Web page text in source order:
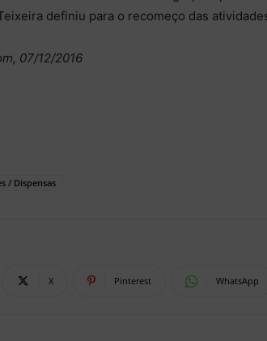
definiu para o recomeço das
07/12/2016
/ Dispensas
X Pinterest WhatsApp